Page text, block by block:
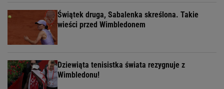
Świątek druga, Sabalenka skreślona. Takie
wieści przed Wimbledonem
Dziewiąta tenisistka świata rezygnuje z
Wimbledonu!